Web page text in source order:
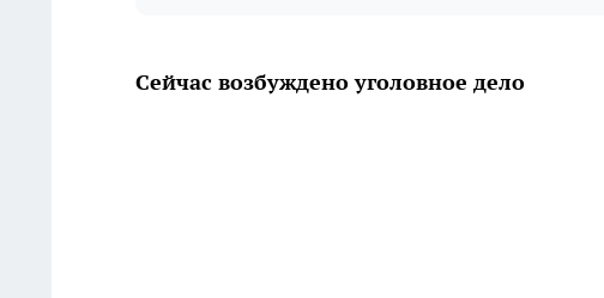
Сейчас возбуждено уголовное дело